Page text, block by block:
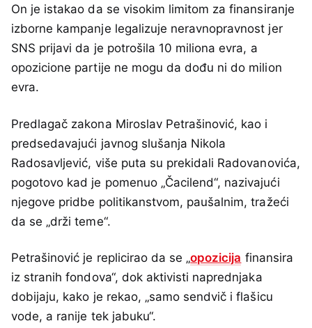
On je istakao da se visokim limitom za finansiranje
izborne kampanje legalizuje neravnopravnost jer
SNS prijavi da je potrošila 10 miliona evra, a
opozicione partije ne mogu da dođu ni do milion
evra.
Predlagač zakona Miroslav Petrašinović, kao i
predsedavajući javnog slušanja Nikola
Radosavljević, više puta su prekidali Radovanovića,
pogotovo kad je pomenuo „Čacilend“, nazivajući
njegove pridbe politikanstvom, paušalnim, tražeći
da se „drži teme“.
Petrašinović je replicirao da se „opozicija finansira
iz stranih fondova“, dok aktivisti naprednjaka
dobijaju, kako je rekao, „samo sendvič i flašicu
vode, a ranije tek jabuku“.